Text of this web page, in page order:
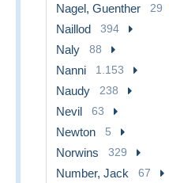
Nagel, Guenther 29
Naillod 394
Naly 88
Nanni 1.153
Naudy 238
Nevil 63
Newton 5
Norwins 329
Number, Jack 67